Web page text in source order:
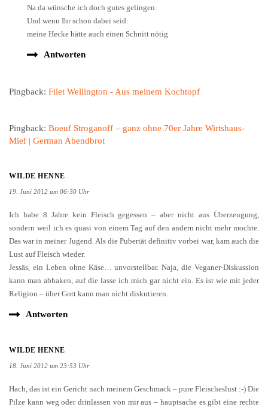
Na da wünsche ich doch gutes gelingen.
Und wenn Ihr schon dabei seid:
meine Hecke hätte auch einen Schnitt nötig
Antworten
Pingback: Filet Wellington - Aus meinem Kochtopf
Pingback: Boeuf Stroganoff – ganz ohne 70er Jahre Wirtshaus-
Mief | German Abendbrot
WILDE HENNE
19. Juni 2012 um 06:30 Uhr
Ich habe 8 Jahre kein Fleisch gegessen – aber nicht aus Überzeugung,
sondern weil ich es quasi von einem Tag auf den andern nicht mehr mochte.
Das war in meiner Jugend. Als die Pubertät definitiv vorbei war, kam auch die
Lust auf Fleisch wieder.
Jessäs, ein Leben ohne Käse… unvorstellbar. Naja, die Veganer-Diskussion
kann man abhaken, auf die lasse ich mich gar nicht ein. Es ist wie mit jeder
Religion – über Gott kann man nicht diskutieren.
Antworten
WILDE HENNE
18. Juni 2012 um 23:53 Uhr
Hach, das ist ein Gericht nach meinem Geschmack – pure Fleischeslust :-) Die
Pilze kann weg oder drinlassen von mir aus – hauptsache es gibt eine rechte